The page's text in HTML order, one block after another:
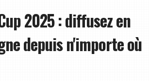
2025 : diffusez en
depuis n'importe où